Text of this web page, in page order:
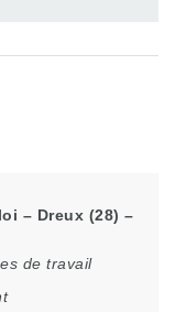
– Dreux (28) –
de travail